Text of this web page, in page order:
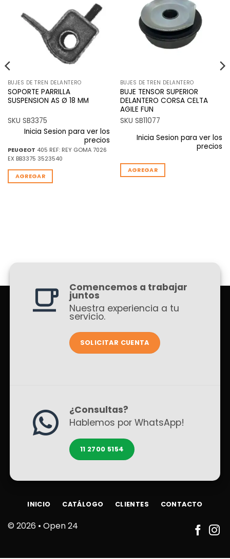
a la
lista de
deseos
BUJES DE TREN DELANTERO
SOPORTE PARRILLA
SUSPENSION AS Ø 18 MM
SKU SB3375
Inicia Sesion para ver los
precios
PEUGEOT 405 REF: REY GOMA 7026
EX BB3375 3523540
AGREGAR
lista de
deseos
BUJES DE TREN DELANTERO
BUJE TENSOR SUPERIOR
DELANTERO CORSA CELTA
AGILE FUN
SKU SB11077
Inicia Sesion para ver los
precios
AGREGAR
Comencemos a trabajar
juntos
Nuestra experiencia a tu
servicio.
SOLICITAR CUENTA
¿Consultas?
Hablemos por WhatsApp!
11 2700 5154
© 2026 • Open 24
INICIO CATÁLOGO CLIENTES CONTACTO